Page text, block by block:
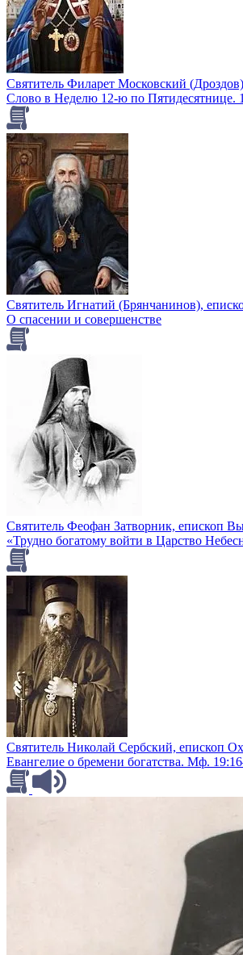
Святитель Филарет Московский
Слово в Неделю 12-ю по Пятидесятнице.
Святитель Игнатий (Брянчанинов),
О спасении и совершенстве
Святитель Феофан Затворник, епископ
«Трудно богатому войти в Царство
Святитель Николай Сербский, епископ
Евангелие о бремени богатства. Мф.